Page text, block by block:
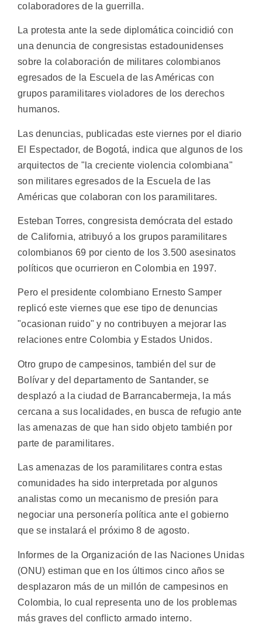
colaboradores de la guerrilla.
La protesta ante la sede diplomática coincidió con
una denuncia de congresistas estadounidenses
sobre la colaboración de militares colombianos
egresados de la Escuela de las Américas con
grupos paramilitares violadores de los derechos
humanos.
Las denuncias, publicadas este viernes por el diario
El Espectador, de Bogotá, indica que algunos de los
arquitectos de "la creciente violencia colombiana"
son militares egresados de la Escuela de las
Américas que colaboran con los paramilitares.
Esteban Torres, congresista demócrata del estado
de California, atribuyó a los grupos paramilitares
colombianos 69 por ciento de los 3.500 asesinatos
políticos que ocurrieron en Colombia en 1997.
Pero el presidente colombiano Ernesto Samper
replicó este viernes que ese tipo de denuncias
"ocasionan ruido" y no contribuyen a mejorar las
relaciones entre Colombia y Estados Unidos.
Otro grupo de campesinos, también del sur de
Bolívar y del departamento de Santander, se
desplazó a la ciudad de Barrancabermeja, la más
cercana a sus localidades, en busca de refugio ante
las amenazas de que han sido objeto también por
parte de paramilitares.
Las amenazas de los paramilitares contra estas
comunidades ha sido interpretada por algunos
analistas como un mecanismo de presión para
negociar una personería política ante el gobierno
que se instalará el próximo 8 de agosto.
Informes de la Organización de las Naciones Unidas
(ONU) estiman que en los últimos cinco años se
desplazaron más de un millón de campesinos en
Colombia, lo cual representa uno de los problemas
más graves del conflicto armado interno.